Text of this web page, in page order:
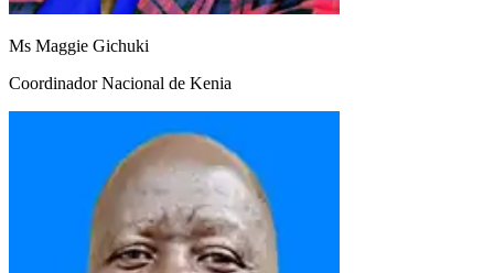
Ms Maggie Gichuki
Coordinador Nacional de Kenia